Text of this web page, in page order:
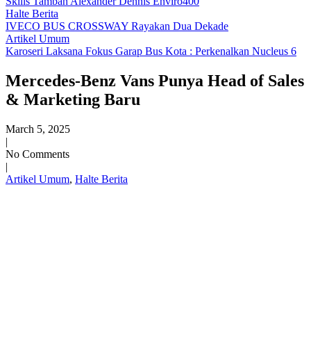
Halte Berita
IVECO BUS CROSSWAY Rayakan Dua Dekade
Artikel Umum
Karoseri Laksana Fokus Garap Bus Kota : Perkenalkan Nucleus 6
Mercedes-Benz Vans Punya Head of Sales
& Marketing Baru
March 5, 2025
|
No Comments
|
Artikel Umum, Halte Berita